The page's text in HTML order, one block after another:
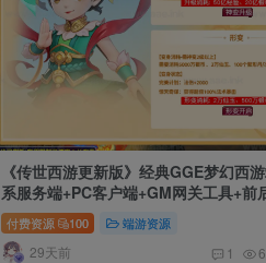
《传世西游更新版》经典GGE梦幻西
系服务端+PC客户端+GM网关工具+前
源码+视频搭建教程
付费资源 100 端游资源
29天前 1